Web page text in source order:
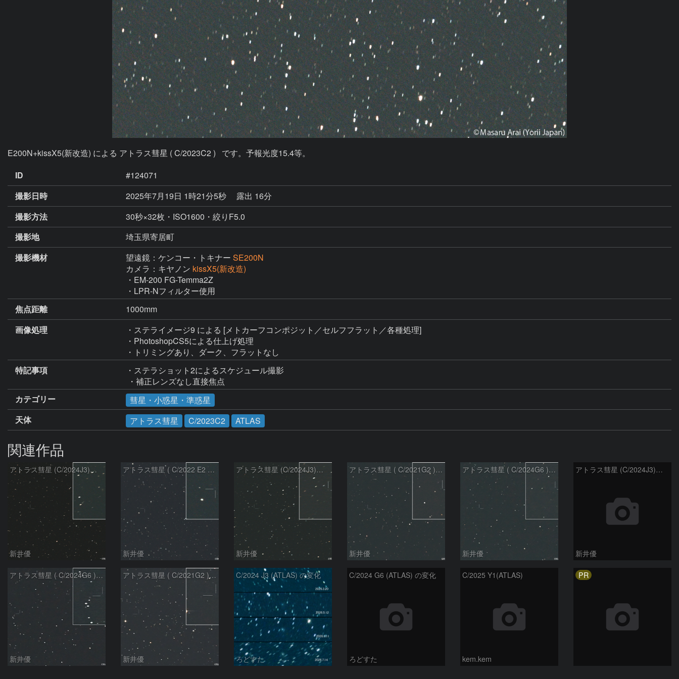
E200N+kissX5(新改造) による アトラス彗星 ( C/2023C2 )   です。予報光度15.4等。
ID
#124071
撮影日時
2025年7月19日 1時21分5秒
露出 16分
撮影方法
30秒×32枚・ISO1600・絞りF5.0
撮影地
埼玉県寄居町
撮影機材
望遠鏡：ケンコー・トキナー SE200N
カメラ：キヤノン kissX5(新改造)
・EM-200 FG-Temma2Z
・LPR-Nフィルター使用
焦点距離
1000mm
画像処理
・ステライメージ9 による [メトカーフコンポジット／セルフフラット／各種処理]
・PhotoshopCS5による仕上げ処理
・トリミングあり、ダーク、フラットなし
特記事項
・ステラショット2によるスケジュール撮影
・補正レンズなし直接焦点
カテゴリー
彗星・小惑星・準惑星
天体
アトラス彗星 C/2023C2 ATLAS
関連作品
アトラス彗星 (C/2024J3)：2026/08/05
新井優
アトラス彗星 ( C/2022 E2 )：2026/07/27
新井優
アトラス彗星 (C/2024J3)：2026/07/26
新井優
アトラス彗星 ( C/2021G2 )：2026/07/09
新井優
アトラス彗星 ( C/2024G6 )：2026/07/09
新井優
アトラス彗星 (C/2024J3)：2026/07/09
新井優
アトラス彗星 ( C/2024G6 )：2026/07/08
新井優
アトラス彗星 ( C/2021G2 )：2026/07/08
新井優
C/2024 J3 (ATLAS) の変化
ろどすた
C/2024 G6 (ATLAS) の変化
ろどすた
C/2025 Y1(ATLAS)
kem.kem
PR